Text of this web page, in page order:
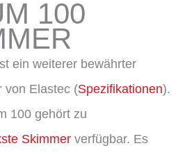
100
ein weiterer bewährter
von Elastec (Spezifikationen).
100 gehört zu
Skimmer verfügbar. Es